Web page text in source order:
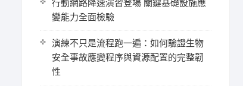
行動網路降速演習登場 關鍵基礎設施應
變能力全面檢驗
演練不只是流程跑一遍：如何驗證生物
安全事故應變程序與資源配置的完整韌
性